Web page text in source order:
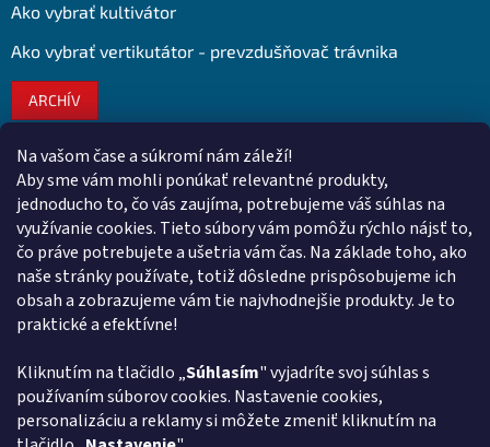
Na vašom čase a súkromí nám záleží!
Aby sme vám mohli ponúkať relevantné produkty,
jednoducho to, čo vás zaujíma, potrebujeme váš súhlas na
využívanie cookies. Tieto súbory vám pomôžu rýchlo nájsť to,
čo práve potrebujete a ušetria vám čas. Na základe toho, ako
naše stránky používate, totiž dôsledne prispôsobujeme ich
obsah a zobrazujeme vám tie najvhodnejšie produkty. Je to
praktické a efektívne!
Kliknutím na tlačidlo „Súhlasím" vyjadríte svoj súhlas s
používaním súborov cookies. Nastavenie cookies,
personalizáciu a reklamy si môžete zmeniť kliknutím na
Ako vybrať kultivátor
Ako vybrať vertikutátor - prevzdušňovač trávnika
ARCHÍV
Kontakt
obchod@ euroshopy.sk
0911 931 019
0911 931 019
Facebook Euroshopy
Prijímame online platby